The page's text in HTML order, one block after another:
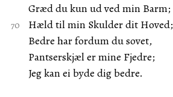
Græd du kun ud ved min Barm;
Hæld til min Skulder dit Hoved;
Bedre har fordum du sovet,
Pantserskjæl er mine Fjedre;
Jeg kan ei byde dig bedre.